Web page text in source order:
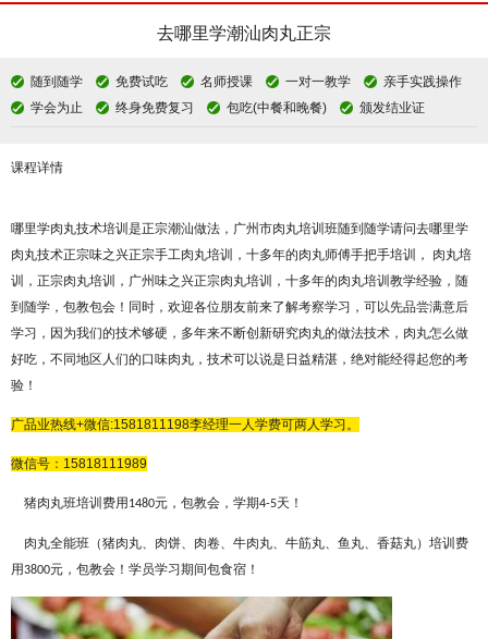
去哪里学潮汕肉丸正宗
随到随学 免费试吃 名师授课 一对一教学
亲手实践操作
学会为止
终身免费复习 包吃(中餐和晚餐) 颁发结业证
课程详情
哪里学肉丸技术培训是正宗潮汕做法，广州市肉丸培训班随到随学请问去哪里学
肉丸技术正宗味之兴正宗手工肉丸培训，十多年的肉丸师傅手把手培训，
肉丸培
训，正宗肉丸培训，广州味之兴正宗肉丸培训，十多年的肉丸培训教学经验，随
到随学，包教包会！同时，欢迎各位朋友前来了解考察学习，可以先品尝满意后
学习，因为我们的技术够硬，多年来不断创新研究肉丸的做法技术，肉丸怎么做
好吃，不同地区人们的口味肉丸，技术可以说是日益精湛，绝对能经得起您的考
验！
广品业热线+微信:1581811198李经理一人学费可两人学习。
微信号： 15818111989
猪肉丸班培训费用 1480元，包教会，学期4-5天！
肉丸全能班（猪肉丸、肉饼、肉卷、牛肉丸、牛筋丸、鱼丸、香菇丸）培训费
用3800元，包教会！学员学习期间包食宿！